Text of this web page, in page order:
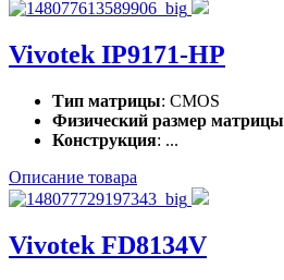
Vivotek IP9171-HP
Тип матрицы: CMOS
Физический размер матрицы
Конструкция: ...
Описание товара
Vivotek FD8134V